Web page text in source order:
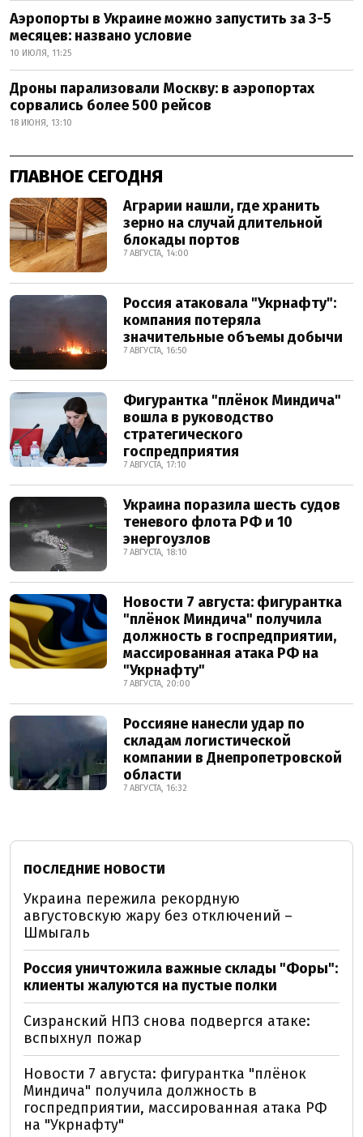
Аэропорты в Украине можно запустить за 3-5
месяцев: названо условие
10 ИЮЛЯ, 11:25
Дроны парализовали Москву: в аэропортах
сорвались более 500 рейсов
18 ИЮНЯ, 13:10
ГЛАВНОЕ СЕГОДНЯ
Аграрии нашли, где хранить
зерно на случай длительной
блокады портов
7 АВГУСТА, 14:00
Россия атаковала "Укрнафту":
компания потеряла
значительные объемы добычи
7 АВГУСТА, 16:50
Фигурантка "плёнок Миндича"
вошла в руководство
стратегического
госпредприятия
7 АВГУСТА, 17:10
Украина поразила шесть судов
теневого флота РФ и 10
энергоузлов
7 АВГУСТА, 18:10
Новости 7 августа: фигурантка
"плёнок Миндича" получила
должность в госпредприятии,
массированная атака РФ на
"Укрнафту"
7 АВГУСТА, 20:00
Россияне нанесли удар по
складам логистической
компании в Днепропетровской
области
7 АВГУСТА, 16:32
ПОСЛЕДНИЕ НОВОСТИ
Украина пережила рекордную
августовскую жару без отключений –
Шмыгаль
Россия уничтожила важные склады "Форы":
клиенты жалуются на пустые полки
Сизранский НПЗ снова подвергся атаке:
вспыхнул пожар
Новости 7 августа: фигурантка "плёнок
Миндича" получила должность в
госпредприятии, массированная атака РФ
на "Укрнафту"